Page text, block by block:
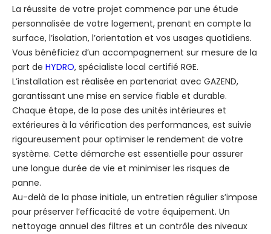
La réussite de votre projet commence par une étude
personnalisée de votre logement, prenant en compte la
surface, l’isolation, l’orientation et vos usages quotidiens.
Vous bénéficiez d’un accompagnement sur mesure de la
part de HYDRO, spécialiste local certifié RGE.
L’installation est réalisée en partenariat avec GAZEND,
garantissant une mise en service fiable et durable.
Chaque étape, de la pose des unités intérieures et
extérieures à la vérification des performances, est suivie
rigoureusement pour optimiser le rendement de votre
système. Cette démarche est essentielle pour assurer
une longue durée de vie et minimiser les risques de
panne.
Au-delà de la phase initiale, un entretien régulier s’impose
pour préserver l’efficacité de votre équipement. Un
nettoyage annuel des filtres et un contrôle des niveaux